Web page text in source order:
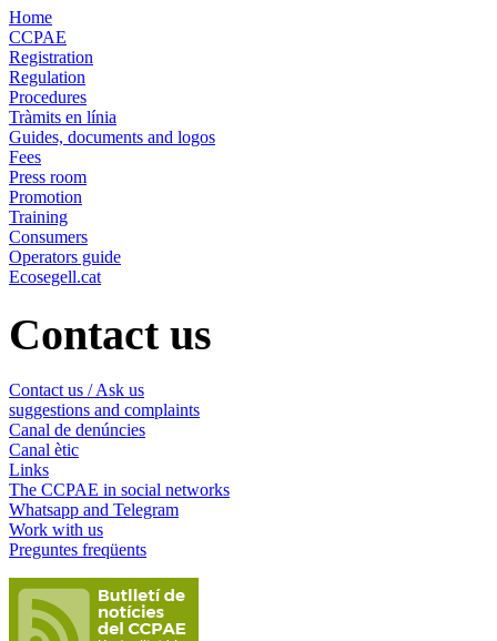
Home
CCPAE
Registration
Regulation
Procedures
Tràmits en línia
Guides, documents and logos
Fees
Press room
Promotion
Training
Consumers
Operators guide
Ecosegell.cat
Contact us
Contact us / Ask us
suggestions and complaints
Canal de denúncies
Canal ètic
Links
The CCPAE in social networks
Whatsapp and Telegram
Work with us
Preguntes freqüents